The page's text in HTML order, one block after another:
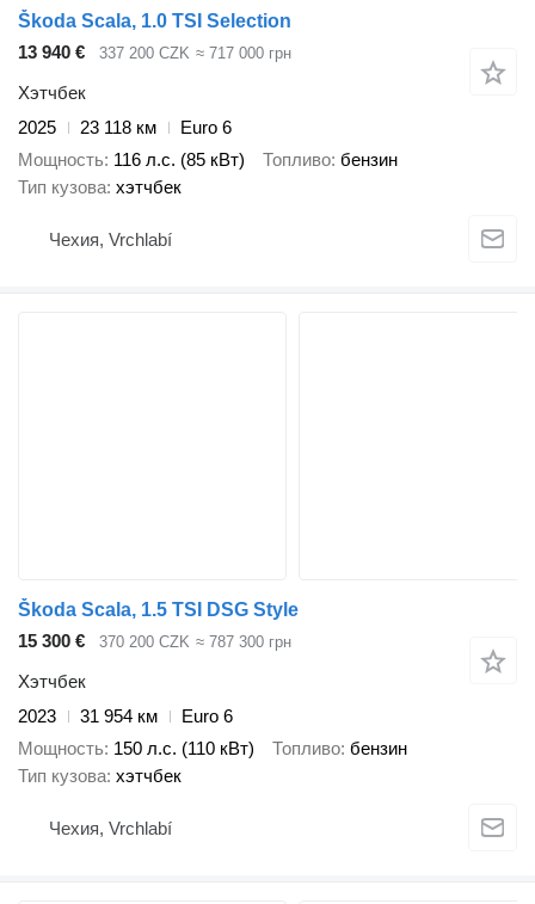
Škoda Scala, 1.0 TSI Selection
13 940 €
337 200 CZK ≈ 717 000 грн
Хэтчбек
2025
23 118 км
Euro 6
Мощность 116 л.с. (85 кВт) Топливо бензин
Тип кузова хэтчбек
Чехия, Vrchlabí
Škoda Scala, 1.5 TSI DSG Style
15 300 €
370 200 CZK ≈ 787 300 грн
Хэтчбек
2023
31 954 км
Euro 6
Мощность 150 л.с. (110 кВт) Топливо бензин
Тип кузова хэтчбек
Чехия, Vrchlabí